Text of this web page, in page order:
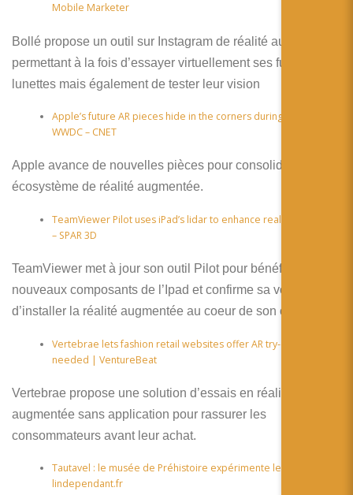
Mobile Marketer
Bollé propose un outil sur Instagram de réalité augmentée
permettant à la fois d’essayer virtuellement ses futures
lunettes mais également de tester leur vision
Apple’s future AR pieces hide in the corners during a virtual
WWDC – CNET
Apple avance de nouvelles pièces pour consolider son
écosystème de réalité augmentée.
TeamViewer Pilot uses iPad’s lidar to enhance real-time training
– SPAR 3D
TeamViewer met à jour son outil Pilot pour bénéficier des
nouveaux composants de l’Ipad et confirme sa volonté
d’installer la réalité augmentée au coeur de son offre
Vertebrae lets fashion retail websites offer AR try-ons, no app
needed | VentureBeat
Vertebrae propose une solution d’essais en réalité
augmentée sans application pour rassurer les
consommateurs avant leur achat.
Tautavel : le musée de Préhistoire expérimente le futur –
lindependant.fr